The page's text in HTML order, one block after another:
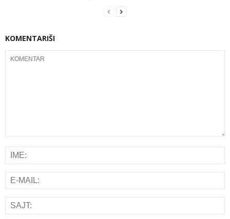
KOMENTARIŠI